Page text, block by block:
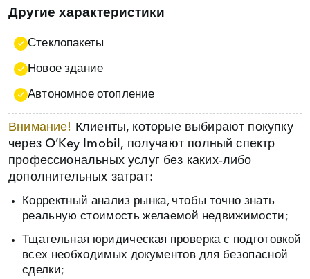
Другие характеристики
Стеклопакеты
Новое здание
Автономное отопление
Внимание!
Клиенты, которые выбирают покупку
через O’Key Imobil, получают полный спектр
профессиональных услуг без каких‑либо
дополнительных затрат:
Корректный анализ рынка, чтобы точно знать
реальную стоимость желаемой недвижимости;
Тщательная юридическая проверка с подготовкой
всех необходимых документов для безопасной
сделки;